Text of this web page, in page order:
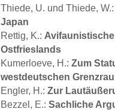
Thiede, U. und Thiede,
Japan
Rettig, K.:
Ostfrieslands
Kumerloeve, H.: Zum
westdeutschen
Engler, H.: Zur
Bezzel, E.: Sachliche